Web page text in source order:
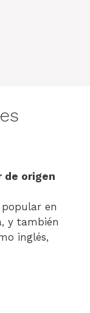
de origen
en
y también
inglés,